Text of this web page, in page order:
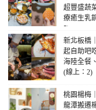
超豐盛蔬
療癒生乳
5)
新北板橋
起自助吧
海陸全餐
(線上：2)
桃園楊梅
龍潭搬遷